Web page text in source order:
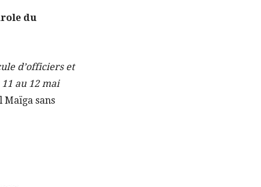
du
d’officiers et
au 12 mai
Maïga sans